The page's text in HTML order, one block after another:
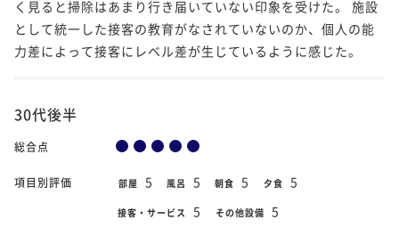
く見ると掃除はあまり行き届いていない印象を受けた。 施設
として統一した接客の教育がなされていないのか、個人の能
力差によって接客にレベル差が生じているように感じた。
30代後半
総合点
項目別評価 部屋 5 風呂 5 朝食 5 夕食 5
接客・サービス 5 その他設備 5